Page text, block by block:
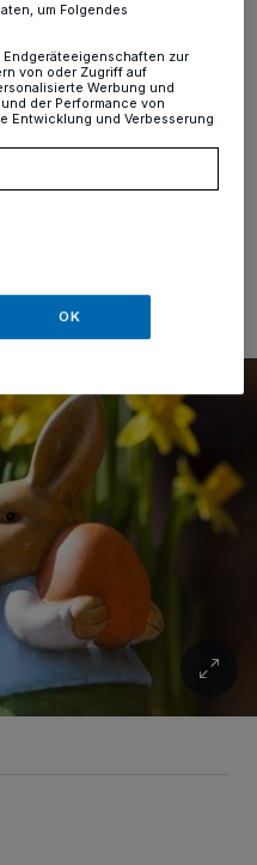
werden die
um einen Tag nach
Karfreitag finden
statt. Die
werden auf den
2. April, gelegt.
um Folgendes
zur
von oder Zugriff auf
Werbung und
der Performance von
Entwicklung und Verbesserung
OK